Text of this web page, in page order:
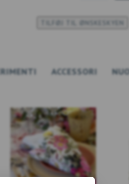
TILFØJ TIL ØNSKESKYEN
ACCESSORI